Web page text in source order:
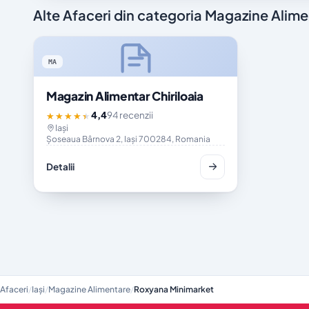
Alte Afaceri din categoria Magazine
MA
Magazin Alimentar Chiriloaia
★★★★★4,494 recenzii
Iași
Șoseaua Bârnova 2, Iași 700284, Romania
Detalii
Afaceri/Iași/Magazine Alimentare/Roxyana Minimarket